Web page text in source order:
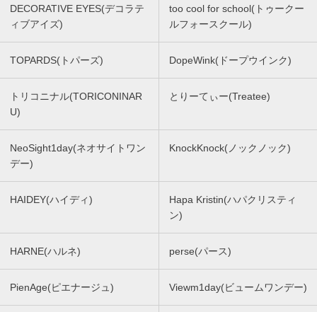
DECORATIVE EYES(デコラテ
ィブアイズ)
too cool for school(トゥークー
ルフォースクール)
TOPARDS(トパーズ) DopeWink(ドープウインク)
トリコニナル(TORICONINAR
U)
とりーてぃー(Treatee)
NeoSight1day(ネオサイトワン
デー)
KnockKnock(ノックノック)
HAIDEY(ハイディ)
Hapa Kristin(ハパクリスティ
ン)
HARNE(ハルネ) perse(パース)
PienAge(ピエナージュ) Viewm1day(ビュームワンデー)